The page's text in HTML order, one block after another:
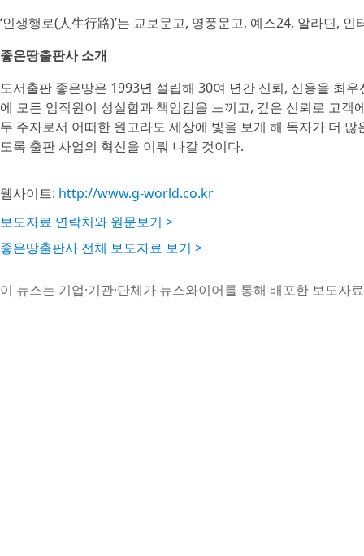
‘인생행로(人生行路)’는 교보문고, 영풍문고, 예스24, 알라딘,
좋은땅출판사 소개
도서출판 좋은땅은 1993년 설립해 30여 년간 신뢰, 신용을 최
에 모든 임직원이 성실함과 책임감을 느끼고, 깊은 신뢰로 고
두 주자로서 어떠한 원고라도 세상에 빛을 보게 해 독자가 더
도록 출판 사업의 혁신을 이뤄 나갈 것이다.
웹사이트: http://www.g-world.co.kr
보도자료 연락처와 원문보기 >
좋은땅출판사 전체 보도자료 보기 >
이 뉴스는 기업·기관·단체가 뉴스와이어를 통해 배포한 보도자